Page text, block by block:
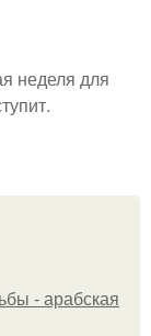
неделя для
- арабская